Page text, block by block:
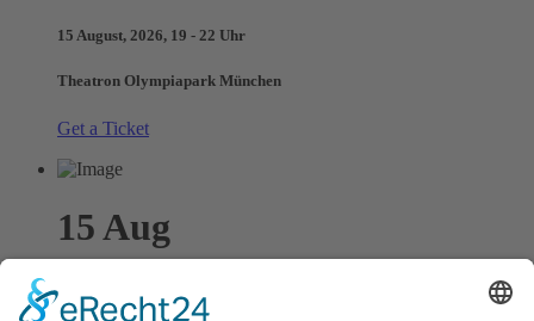
15 August, 2026, 19 - 22 Uhr
Theatron Olympiapark München
Get a Ticket
15 Aug
Dark Night